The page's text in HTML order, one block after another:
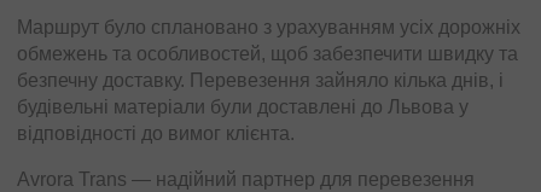
Маршрут було сплановано з урахуванням усіх дорожніх
обмежень та особливостей, щоб забезпечити швидку та
безпечну доставку. Перевезення зайняло кілька днів, і
будівельні матеріали були доставлені до Львова у
відповідності до вимог клієнта.
Avrora Trans — надійний партнер для перевезення
Перевезення було виконано вчасно, і фармацевтична
продукція була доставлена ​​до Тракаю без будь-яких
затримок чи пошкоджень.
Avrora Trans — ваш надійний партнер для доставки